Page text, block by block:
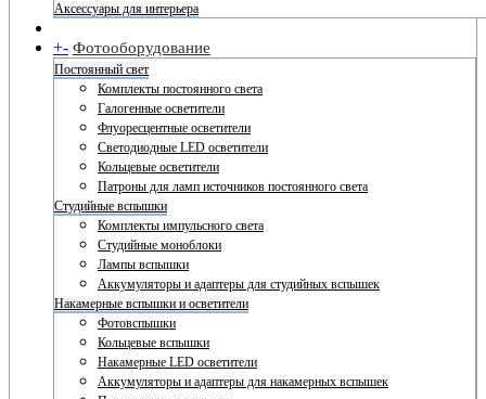
Аксессуары для интерьера
+- Фотооборудование
Постоянный свет
Комплекты постоянного света
Галогенные осветители
Флуоресцентные осветители
Светодиодные LED осветители
Кольцевые осветители
Патроны для ламп источников постоянного света
Студийные вспышки
Комплекты импульсного света
Студийные моноблоки
Лампы вспышки
Аккумуляторы и адаптеры для студийных вспышек
Накамерные вспышки и осветители
Фотовспышки
Кольцевые вспышки
Накамерные LED осветители
Аккумуляторы и адаптеры для накамерных вспышек